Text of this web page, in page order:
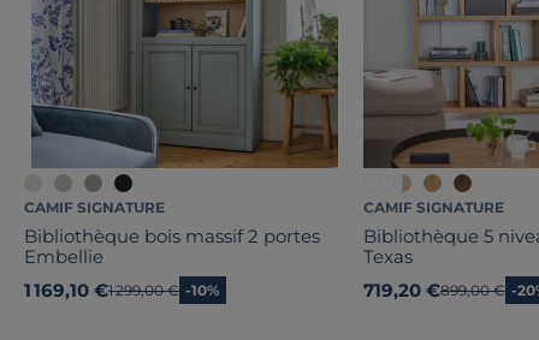
CAMIF SIGNATURE
Bibliothèque bois massif 2 portes
Embellie
1 169,10 €Ancien prix
1 299,00 € -10%
CAMIF SIGNATURE
Bibliothèque 5
Texas
719,20 €Ancien prix
899,00 € -